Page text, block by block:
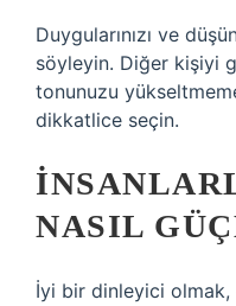
Duygularınızı ve
söyleyin. Diğer kişiyi
tonunuzu
dikkatlice seçin.
NASIL
İyi bir dinleyici